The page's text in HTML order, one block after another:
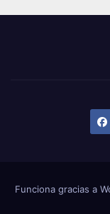
Funciona gracias a